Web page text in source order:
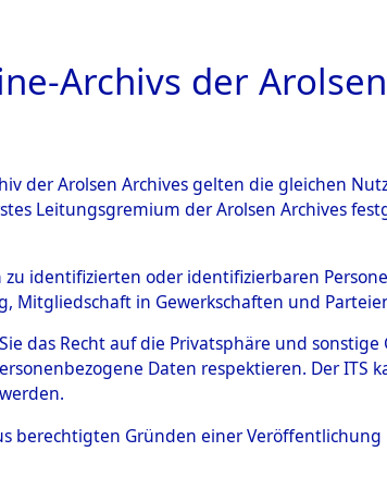
ARCHIVALE ÜBERSICHT BILD
Orten Achmühle -
0164 (84602808)
Archivs der
der Arolsen Archives gelten die gleichen
Leitungsgremium der Arolsen Archives
identifizierten oder identifizierbaren
in Gewerkschaften und
das Recht auf die Privatsphäre und
Daten respektieren. Der
berechtigten Gründen einer